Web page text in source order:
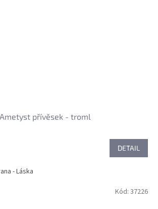
Ametyst přívěsek - troml
DETAIL
- Láska
Kód: 37226